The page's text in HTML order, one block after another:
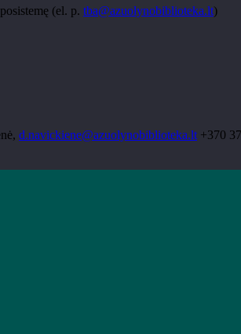
(el. p. tba@azuolynobiblioteka.lt)
d.navickiene@azuolynobiblioteka.lt +370